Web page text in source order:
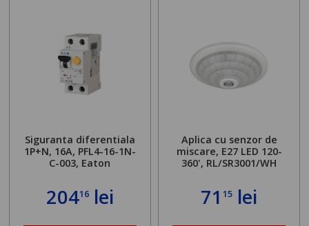
Siguranta diferentiala
1P+N, 16A, PFL4-16-1N-
C-003, Eaton
20416lei
Aplica cu senzor de
miscare, E27 LED 120-
360', RL/SR3001/WH
7115 lei